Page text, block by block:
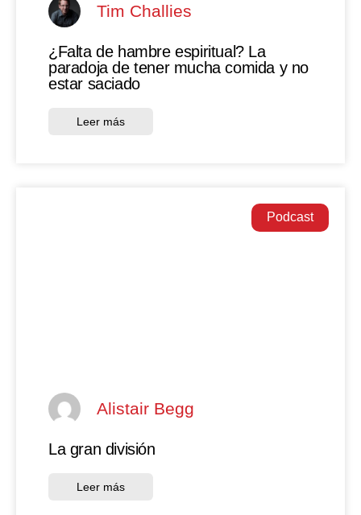
Tim Challies
¿Falta de hambre espiritual? La
paradoja de tener mucha comida y no
estar saciado
Leer más
Podcast
Alistair Begg
La gran división
Leer más